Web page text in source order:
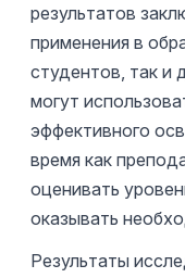
результатов
применения в
студентов, так и
могут
эффективного
время как
оценивать
оказывать
Результаты